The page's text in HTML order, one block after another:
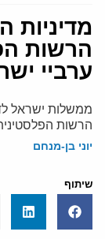
מדיניות
הרשות
ערביי
ממשלות ישראל
הרשות
יוני בן-מנחם
שיתוף